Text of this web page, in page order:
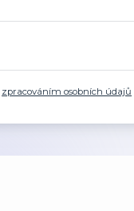
zpracováním osobních údajů